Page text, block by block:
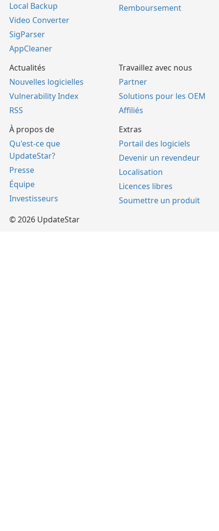
Local Backup
Video Converter
SigParser
AppCleaner
Remboursement
Actualités
Nouvelles logicielles
Vulnerability Index
RSS
Travaillez avec nous
Partner
Solutions pour les OEM
Affiliés
À propos de
Qu'est-ce que
UpdateStar?
Presse
Équipe
Investisseurs
Extras
Portail des logiciels
Devenir un revendeur
Localisation
Licences libres
Soumettre un produit
© 2026 UpdateStar